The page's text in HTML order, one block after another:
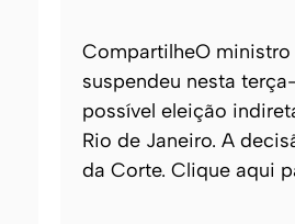
CompartilheO ministro
suspendeu nesta
possível eleição
Rio de Janeiro. A
da Corte. Clique aqui